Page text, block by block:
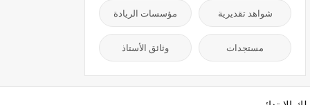
شواهد تقديرية مؤسسات الريادة
مستجدات وثائق الأستاذ